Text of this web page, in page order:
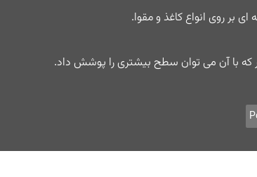
بر روی انواع کاغذ و مقوا.
که با آن می توان سطح بیشتری را پوشش داد.